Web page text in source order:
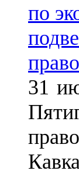
по
31